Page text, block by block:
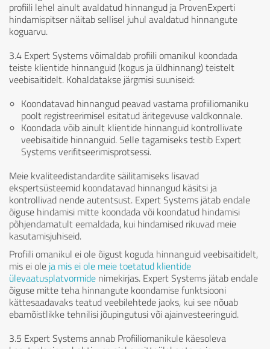
profiili lehel ainult avaldatud hinnangud ja ProvenExperti
hindamispitser näitab sellisel juhul avaldatud hinnangute
koguarvu.
3.4 Expert Systems võimaldab profiili omanikul koondada
teiste klientide hinnanguid (kogus ja üldhinnang) teistelt
veebisaitidelt. Kohaldatakse järgmisi suuniseid:
Koondatavad hinnangud peavad vastama profiiliomaniku
poolt registreerimisel esitatud äritegevuse valdkonnale.
Koondada võib ainult klientide hinnanguid kontrollivate
veebisaitide hinnanguid. Selle tagamiseks testib Expert
Systems verifitseerimisprotsessi.
Meie kvaliteedistandardite säilitamiseks lisavad
ekspertsüsteemid koondatavad hinnangud käsitsi ja
kontrollivad nende autentsust. Expert Systems jätab endale
õiguse hindamisi mitte koondada või koondatud hindamisi
põhjendamatult eemaldada, kui hindamised rikuvad meie
kasutamisjuhiseid.
Profiili omanikul ei ole õigust koguda hinnanguid veebisaitidelt,
mis ei ole ja mis ei ole meie toetatud klientide
ülevaatusplatvormide nimekirjas. Expert Systems jätab endale
õiguse mitte teha hinnangute koondamise funktsiooni
kättesaadavaks teatud veebilehtede jaoks, kui see nõuab
ebamõistlikke tehnilisi jõupingutusi või ajainvesteeringuid.
3.5 Expert Systems annab Profiiliomanikule käesoleva